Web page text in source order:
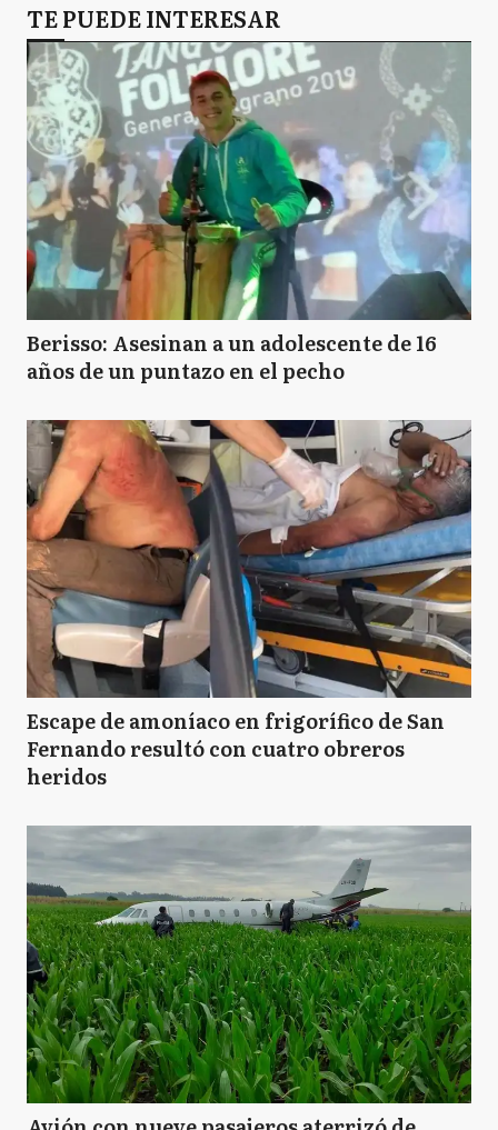
TE PUEDE INTERESAR
Berisso: Asesinan a un adolescente de 16
años de un puntazo en el pecho
Escape de amoníaco en frigorífico de San
Fernando resultó con cuatro obreros
heridos